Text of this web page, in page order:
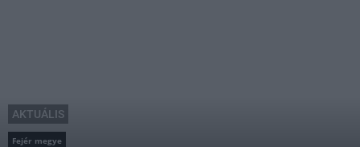
AKTUÁLIS
Fejér megye